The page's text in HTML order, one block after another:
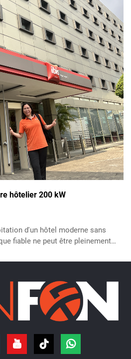
hôtelier 200 kW
d'un hôtel moderne sans
fiable ne peut être pleinement
frontière entre la République